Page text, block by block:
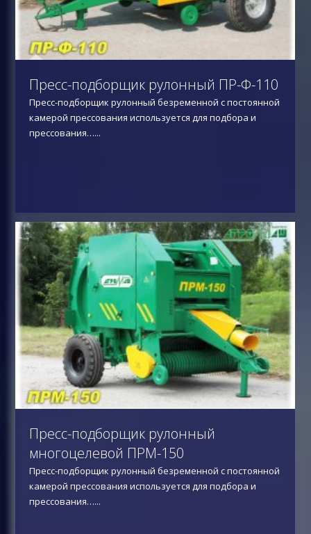
Пресс-подборщик рулонный ПР-Ф-110
Пресс-подборщик рулонный безременной с постоянной
камерой прессования используется для подбора и
прессования…...
Пресс-подборщик рулонный
многоцелевой ПРМ-150
Пресс-подборщик рулонный безременной с постоянной
камерой прессования используется для подбора и
прессования…...